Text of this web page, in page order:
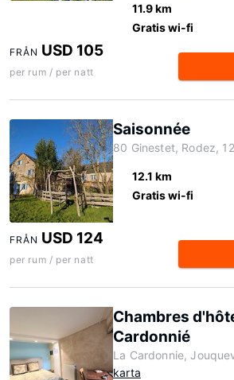
11.9 km
Gratis wi-fi
FRÅN USD 105
per rum / per natt
Saisonnée
80 Ginestet, Rodez,
12.1 km
Gratis wi-fi
FRÅN USD 124
per rum / per natt
Chambres
Cardonnié
La Cardonnie,
karta